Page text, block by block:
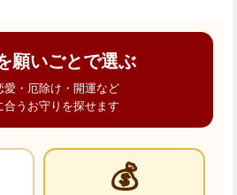
願いごとで選ぶ
愛・厄除け・開運など
合うお守りを探せます
💰